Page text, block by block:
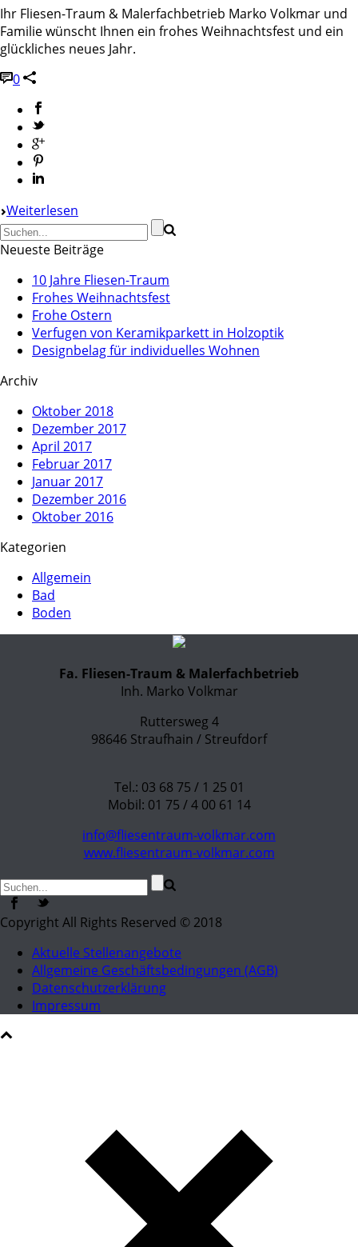
Ihr Fliesen-Traum & Malerfachbetrieb Marko Volkmar und
Familie wünscht Ihnen ein frohes Weihnachtsfest und ein
glückliches neues Jahr.
0
Weiterlesen
Neueste Beiträge
10 Jahre Fliesen-Traum
Frohes Weihnachtsfest
Frohe Ostern
Verfugen von Keramikparkett in Holzoptik
Designbelag für individuelles Wohnen
Archiv
Oktober 2018
Dezember 2017
April 2017
Februar 2017
Januar 2017
Dezember 2016
Oktober 2016
Kategorien
Allgemein
Bad
Boden
Fa. Fliesen-Traum & Malerfachbetrieb
Inh. Marko Volkmar
Ruttersweg 4
98646 Straufhain / Streufdorf
Tel.: 03 68 75 / 1 25 01
Mobil: 01 75 / 4 00 61 14
info@fliesentraum-volkmar.com
www.fliesentraum-volkmar.com
Copyright All Rights Reserved © 2018
Aktuelle Stellenangebote
Allgemeine Geschäftsbedingungen (AGB)
Datenschutzerklärung
Impressum